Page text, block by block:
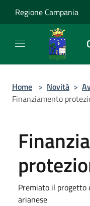
Regione Campania
Home > Novità >
Finanziamento
Premiato il progetto
arianese